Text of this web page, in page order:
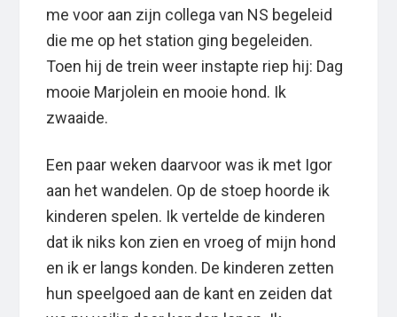
me voor aan zijn collega van NS begeleid
die me op het station ging begeleiden.
Toen hij de trein weer instapte riep hij: Dag
mooie Marjolein en mooie hond. Ik
zwaaide.
Een paar weken daarvoor was ik met Igor
aan het wandelen. Op de stoep hoorde ik
kinderen spelen. Ik vertelde de kinderen
dat ik niks kon zien en vroeg of mijn hond
en ik er langs konden. De kinderen zetten
hun speelgoed aan de kant en zeiden dat